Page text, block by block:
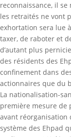
reconnaissance, il
les retraités ne vont
exhortation sera lue
taxer, de raboter et
d’autant plus
des résidents des
confinement dans
actionnaires que du
La nationalisation-
première mesure de
avant réorganisation
système des Ehpad